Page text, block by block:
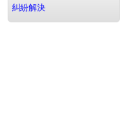
糾紛解決